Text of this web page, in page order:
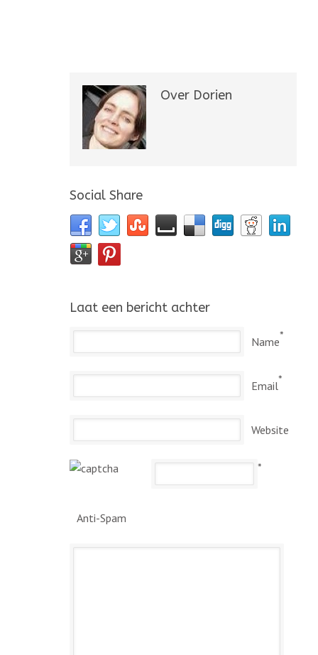
Over Dorien
Social Share
Laat een bericht achter
Name*
Email*
Website
Anti-Spam
*